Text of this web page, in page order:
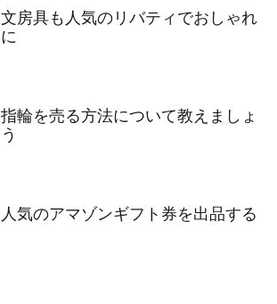
文房具も人気のリバティでおしゃれ
に
指輪を売る方法について教えましょ
う
人気のアマゾンギフト券を出品する